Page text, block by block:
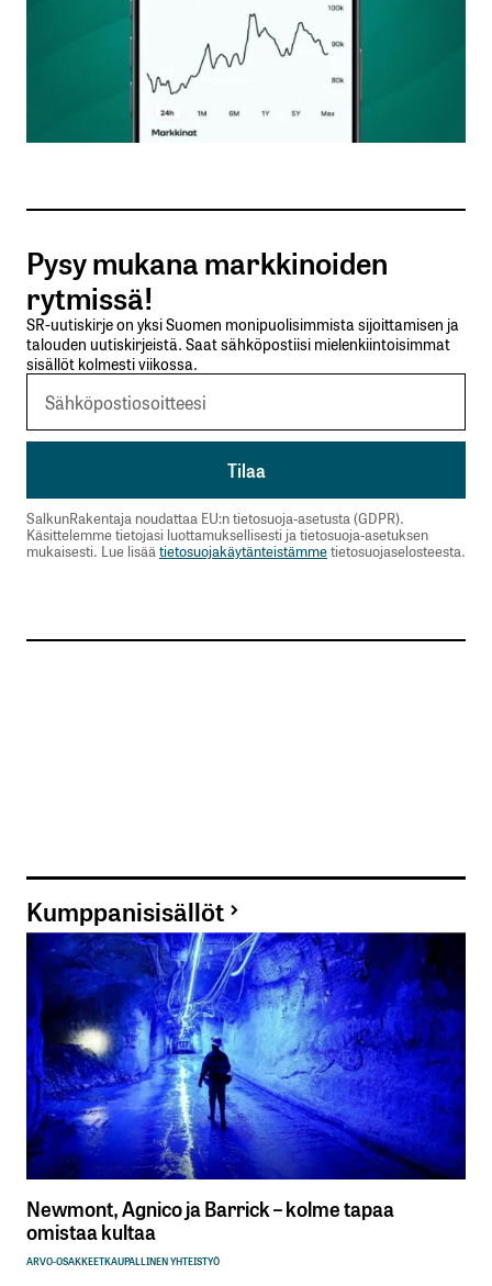
Sähköpostiosoitettasi ei julkaista.
Pakolliset
kentät on merkitty
Kommentti*
Sähköpostiosoitteesi
Tilaa SalkunRakentajan uutiskirje
Lähetä kommentti
Pysy mukana markkinoiden
rytmissä!
SR-uutiskirje on yksi Suomen monipuolisimmista sijoittamisen ja
talouden uutiskirjeistä. Saat sähköpostiisi mielenkiintoisimmat
sisällöt kolmesti viikossa.
SalkunRakentaja noudattaa EU:n tietosuoja-asetusta (GDPR).
Käsittelemme tietojasi luottamuksellisesti ja tietosuoja-asetuksen
mukaisesti. Lue lisää tietosuojakäytänteistämmetietosuojaselosteesta.
Kumppanisisällöt
Newmont, Agnico ja Barrick – kolme tapaa
omistaa kultaa
ARVO-OSAKKEETKAUPALLINEN YHTEISTYÖ